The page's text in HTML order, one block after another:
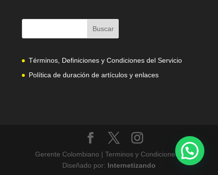
Términos, Definiciones y Condiciones del Servicio
Política de duración de artículos y enlaces
Gerente Colombiano | Terminos y Condiciones |
Diseñado por: Internetizando